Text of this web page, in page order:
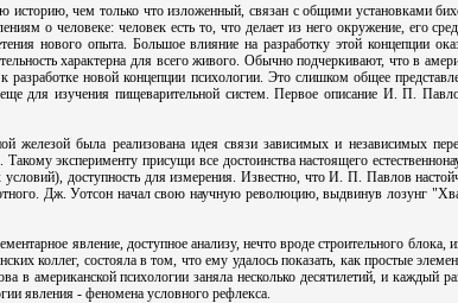
чем только что изложенный, связан с общими установками
о человеке: человек есть то, что делает из него окружение, его
нового опыта. Большое влияние на разработку этой концепции
характерна для всего живого. Обычно подчеркивают, что в
новой концепции психологии. Это слишком общее
для изучения пищеварительной систем. Первое описание И. П.
была реализована идея связи зависимых и независимых
эксперименту присущи все достоинства настоящего
условий), доступность для измерения. Известно, что И. П. Павлов
Дж. Уотсон начал свою научную революцию, выдвинув лозунг
явление, доступное анализу, нечто вроде строительного
коллег, состояла в том, что ему удалось показать, как простые
американской психологии заняла несколько десятилетий, и каждый
явления - феномена условного рефлекса.